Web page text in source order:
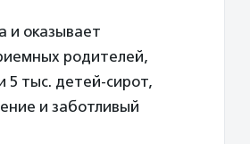
и оказывает
родителей,
5 тыс. детей-сирот,
и заботливый